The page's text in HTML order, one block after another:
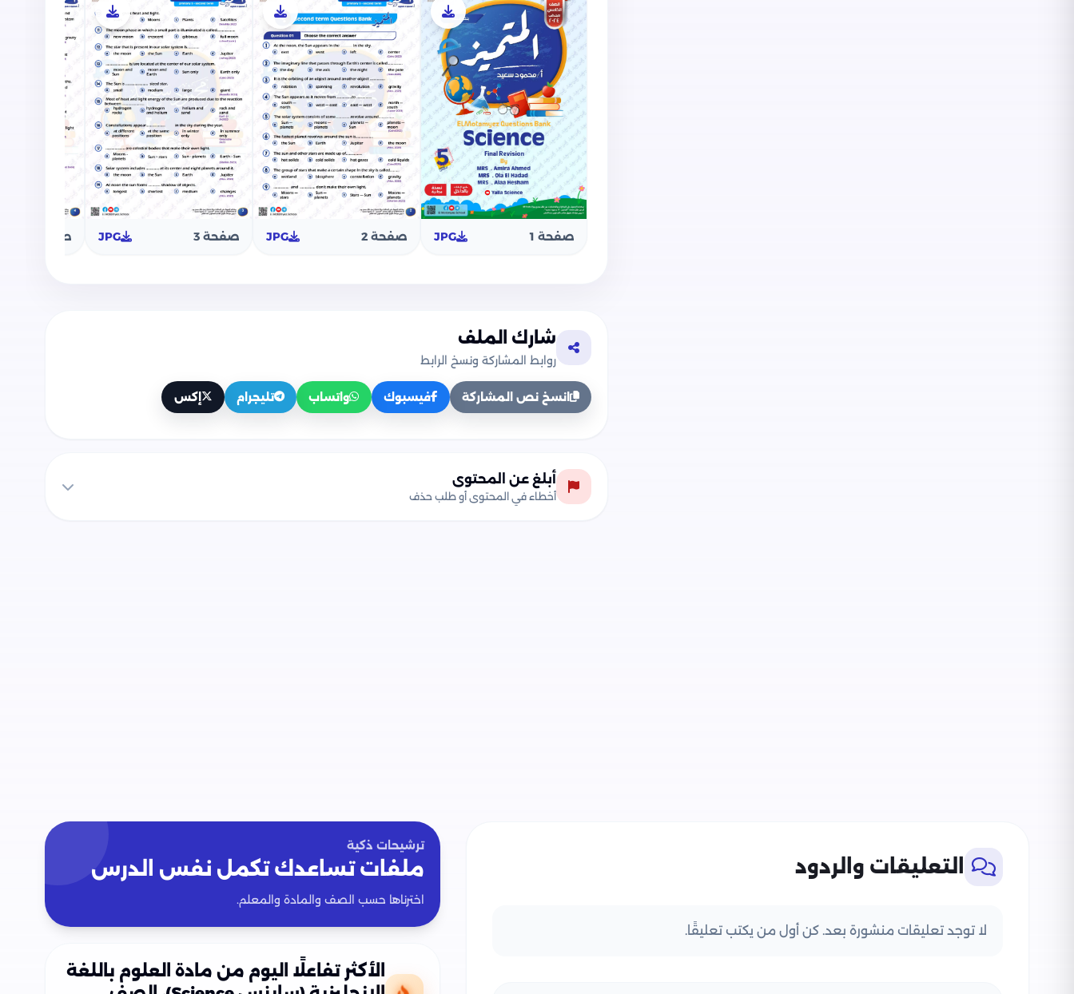
محتوى ملف مراجعة المتميز في الساينس للصف الخامس الابتدائي للفصل الدراسي الثاني
وعن محتوى الملف فقد قامت مؤسسة المتميز بتضمين الموضوعات التالية:
بنك أسئلة شامل على منهج الفصل الدراسي الثاني كاملاً في مادة Science للصف الخامس
الابتدائي والذي يتضمن: أسئلة اختيار من متعدد, أسئلة ضع علامة صح أو خطأ, أسئلة أكمل
النقاط, أسئلة اذكر المصطلح العلمي, أسئلة علل, أسئلة ماذا يحدث عند, أسئلة حدد الكلمة
الغريبة, أجب عن الأسئلة التالية.
الإجابات النموذجية لجميع الأسئلة الواردة في بنك الأسئلة على مقرر الفصل الدراسي الثاني
بالكامل لمادة الساينس خامسة ابتدائي.
خالص تمنياتنا بالتوفيق والنجاح لجميع التلاميذ.
صفحة 1 JPG صفحة 2 JPG صفحة 3 JPG صفحة 4
شارك الملف
روابط المشاركة ونسخ الرابط
انسخ نص المشاركة فيسبوك واتساب تليجرام إكس
أبلغ عن المحتوى
أخطاء في المحتوى أو طلب حذف
التعليقات والردود
لا توجد تعليقات منشورة بعد. كن أول من يكتب تعليقًا.
ترشيحات ذكية
ملفات تساعدك تكمل نفس الدرس
اخترناها حسب الصف والمادة والمعلم.
الأكثر تفاعلًا اليوم من مادة العلوم باللغة